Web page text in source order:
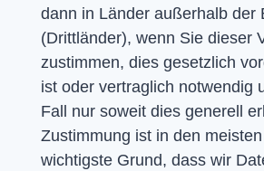
dann in Länder außerhalb der
(Drittländer), wenn Sie dieser
zustimmen, dies gesetzlich
ist oder vertraglich notwendig
Fall nur soweit dies generell
Zustimmung ist in den
wichtigste Grund, dass wir